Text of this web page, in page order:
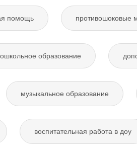
помощь противошоковые
образование
музыкальное образование
воспитательная работа в доу